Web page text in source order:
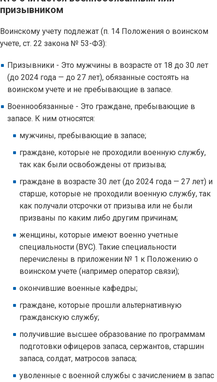
призывником
Воинскому учету подлежат (п. 14 Положения о воинском
учете, ст. 22 закона № 53-ФЗ):
Призывники - Это мужчины в возрасте от 18 до 30 лет
(до 2024 года — до 27 лет), обязанные состоять на
воинском учете и не пребывающие в запасе.
Военнообязанные - Это граждане, пребывающие в
запасе. К ним относятся:
мужчины, пребывающие в запасе;
граждане, которые не проходили военную службу,
так как были освобождены от призыва;
граждане в возрасте 30 лет (до 2024 года — 27 лет) и
старше, которые не проходили военную службу, так
как получали отсрочки от призыва или не были
призваны по каким либо другим причинам;
женщины, которые имеют военно учетные
специальности (ВУС). Такие специальности
перечислены в приложении № 1 к Положению о
воинском учете (например оператор связи);
окончившие военные кафедры;
граждане, которые прошли альтернативную
гражданскую службу;
получившие высшее образование по программам
подготовки офицеров запаса, сержантов, старшин
запаса, солдат, матросов запаса;
уволенные с военной службы с зачислением в запас